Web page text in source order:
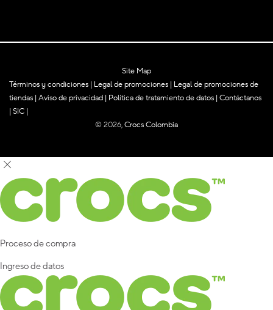
Site Map
Términos y condiciones | Legal de promociones | Legal de promociones de
tiendas |Aviso de privacidad | Política de tratamiento de datos |Contáctanos
|SIC |
© 2026,Crocs Colombia
Proceso de compra
Ingreso de datos